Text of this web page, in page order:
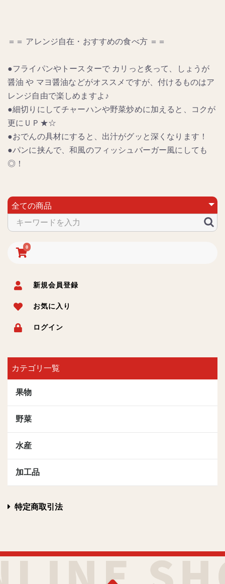
0
新規会員登録
お気に入り
ログイン
カテゴリ一覧
果物
野菜
水産
加工品
特定商取引法
＝＝ アレンジ自在・おすすめの食べ方 ＝＝
●フライパンやトースターで カリっと炙って、しょうが
醤油 や マヨ醤油などがオススメですが、付けるものはア
レンジ自由で楽しめますよ♪
●細切りにしてチャーハンや野菜炒めに加えると、コクが
更にＵＰ★☆
●おでんの具材にすると、出汁がグッと深くなります！
●パンに挟んで、和風のフィッシュバーガー風にしても
◎！